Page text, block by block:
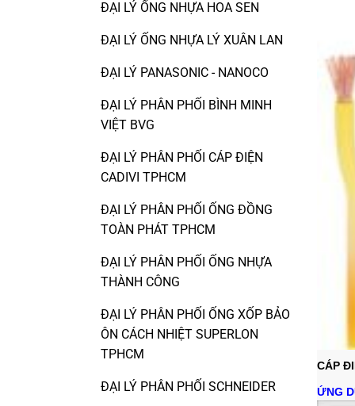
ĐẠI LÝ ỐNG NHỰA HOA SEN
ĐẠI LÝ ỐNG NHỰA LÝ XUÂN LAN
ĐẠI LÝ PANASONIC - NANOCO
ĐẠI LÝ PHÂN PHỐI BÌNH MINH
VIỆT BVG
ĐẠI LÝ PHÂN PHỐI CÁP ĐIỆN
CADIVI TPHCM
ĐẠI LÝ PHÂN PHỐI ỐNG ĐỒNG
TOÀN PHÁT TPHCM
ĐẠI LÝ PHÂN PHỐI ỐNG NHỰA
THÀNH CÔNG
ĐẠI LÝ PHÂN PHỐI ỐNG XỐP BẢO
ÔN CÁCH NHIỆT SUPERLON
TPHCM
ĐẠI LÝ PHÂN PHỐI SCHNEIDER
CÁP
ỨNG